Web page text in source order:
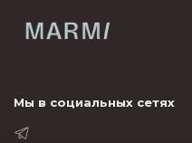
Мы в социальных сетях